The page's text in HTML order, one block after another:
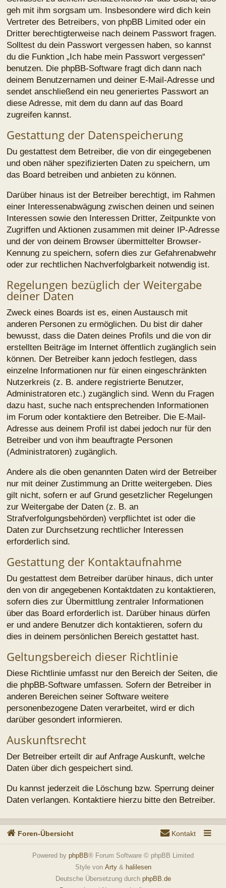
Regelungen bezüglich der Weitergabe
deiner Daten
Zweck eines Boards ist es, einen Austausch mit
anderen Personen zu ermöglichen. Du bist dir daher
bewusst, dass die Daten deines Profils und die von dir
erstellten Beiträge im Internet öffentlich zugänglich sein
können. Der Betreiber kann jedoch festlegen, dass
einzelne Informationen nur für einen eingeschränkten
Nutzerkreis (z. B. andere registrierte Benutzer,
Administratoren etc.) zugänglich sind. Wenn du Fragen
dazu hast, suche nach entsprechenden Informationen
im Forum oder kontaktiere den Betreiber. Die E-Mail-
Adresse aus deinem Profil ist dabei jedoch nur für den
(Administratoren) zugänglich.
Andere als die oben genannten Daten wird der Betreiber
nur mit deiner Zustimmung an Dritte weitergeben. Dies
gilt nicht, sofern er auf Grund gesetzlicher Regelungen
zur Weitergabe der Daten (z. B. an
Daten zur Durchsetzung rechtlicher Interessen
erforderlich sind.
Gestattung der Kontaktaufnahme
Du gestattest dem Betreiber darüber hinaus, dich unter
den von dir angegebenen Kontaktdaten zu kontaktieren,
sofern dies zur Übermittlung zentraler Informationen
über das Board erforderlich ist. Darüber hinaus dürfen
er und andere Benutzer dich kontaktieren, sofern du
Geltungsbereich dieser Richtlinie
die phpBB-Software umfassen. Sofern der Betreiber in
anderen Bereichen seiner Software weitere
personenbezogene Daten verarbeitet, wird er dich
darüber gesondert informieren.
Auskunftsrecht
Der Betreiber erteilt dir auf Anfrage Auskunft, welche
Daten über dich gespeichert sind.
Du kannst jederzeit die Löschung bzw. Sperrung deiner
Daten verlangen. Kontaktiere hierzu bitte den Betreiber.
Foren-Übersicht Kontakt
® Forum Software © phpBB Limited
Style vonArty&halilesen
Datenschutz|Nutzungsbedingungen